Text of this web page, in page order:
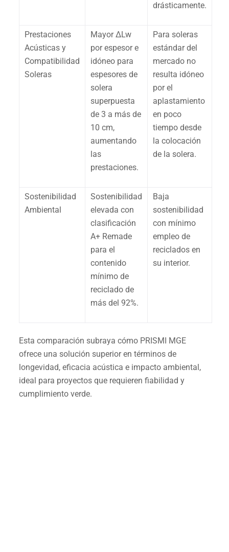
drásticamente.
Prestaciones
Acústicas y
Compatibilidad
Soleras
Mayor ΔLw
por espesor e
idóneo para
espesores de
solera
superpuesta
de 3 a más de
10 cm,
aumentando
las
prestaciones.
Para soleras
estándar del
mercado no
resulta idóneo
por el
aplastamiento
en poco
tiempo desde
la colocación
de la solera.
Sostenibilidad
Ambiental
Sostenibilidad
elevada con
clasificación
A+ Remade
para el
contenido
mínimo de
reciclado de
más del 92%.
Baja
sostenibilidad
con mínimo
empleo de
reciclados en
su interior.
Esta comparación subraya cómo PRISMI MGE
ofrece una solución superior en términos de
longevidad, eficacia acústica e impacto ambiental,
ideal para proyectos que requieren fiabilidad y
cumplimiento verde.